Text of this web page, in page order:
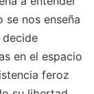
se nos enseña
decide
en el espacio
feroz